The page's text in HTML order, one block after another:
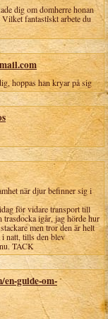
dig om domherre honan
fantastiskt arbete du
hoppas han kryar på sig
när djur befinner sig i
för vidare transport till
trasdocka igår, jag hörde hur
men tror den är helt
i natt, tills den blev
TACK
en-guide-om-